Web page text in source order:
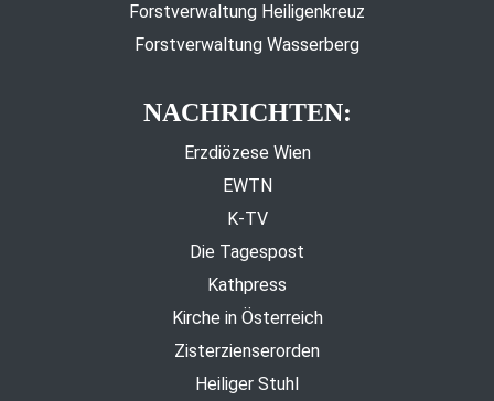
Forstverwaltung Heiligenkreuz
Forstverwaltung Wasserberg
NACHRICHTEN:
Erzdiözese Wien
EWTN
K-TV
Die Tagespost
Kathpress
Kirche in Österreich
Zisterzienserorden
Heiliger Stuhl